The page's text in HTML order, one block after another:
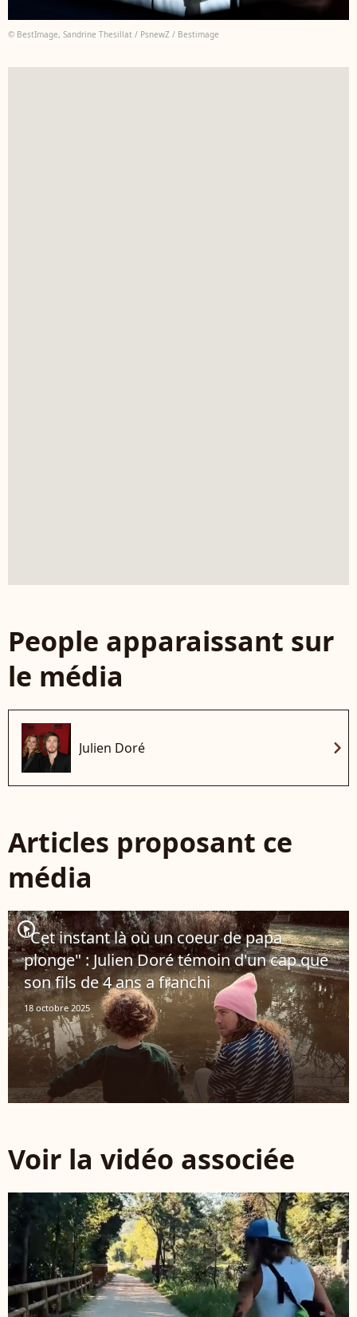
© BestImage, Sandrine Thesillat / PsnewZ / Bestimage
People apparaissant sur
le média
Julien Doré chevron_right
Articles proposant ce
média
player2
"Cet instant là où un coeur de papa
plonge" : Julien Doré témoin d'un cap que
son fils de 4 ans a franchi
18 octobre 2025
Voir la vidéo associée